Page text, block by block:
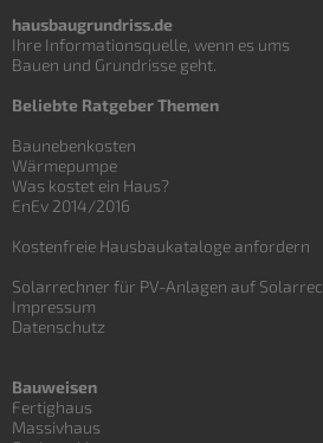
hausbaugrundriss.de
Ihre Informationsquelle, wenn es ums
Bauen und Grundrisse geht.
Beliebte Ratgeber Themen
Baunebenkosten
Wärmepumpe
Was kostet ein Haus?
EnEv 2014/2016
Kostenfreie Hausbaukataloge anfordern
Solarrechner für PV-Anlagen auf
Impressum
Datenschutz
Bauweisen
Fertighaus
Massivhaus